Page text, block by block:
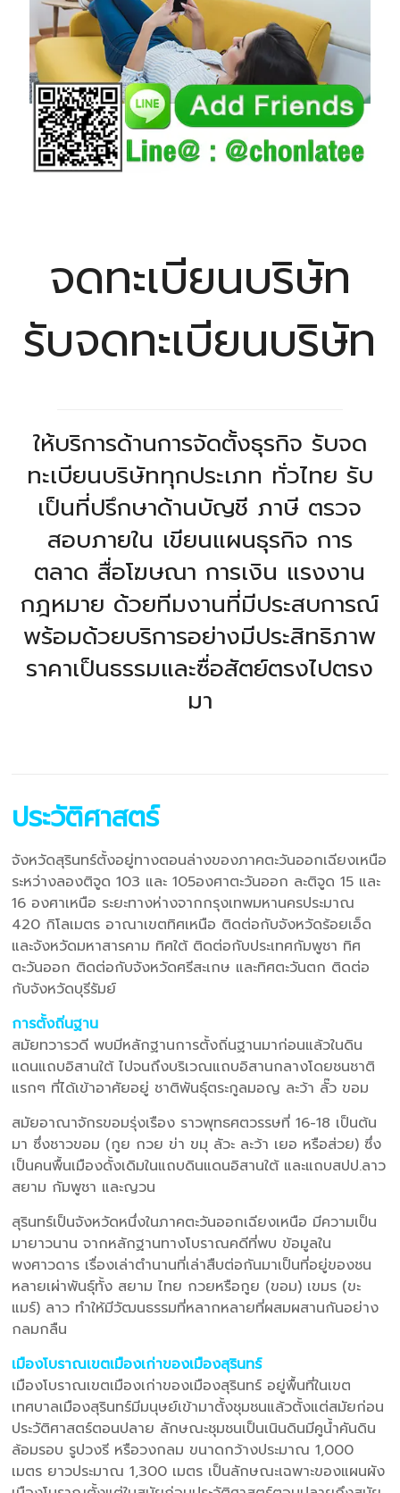
จดทะเบียนบริษัท
รับจดทะเบียนบริษัท
ให้บริการด้านการจัดตั้งธุรกิจ รับจด
ทะเบียนบริษัททุกประเภท ทั่วไทย รับ
เป็นที่ปรึกษาด้านบัญชี ภาษี ตรวจ
สอบภายใน เขียนแผนธุรกิจ การ
ตลาด สื่อโฆษณา การเงิน แรงงาน
กฎหมาย ด้วยทีมงานที่มีประสบการณ์
พร้อมด้วยบริการอย่างมีประสิทธิภาพ
ราคาเป็นธรรมและซื่อสัตย์ตรงไปตรง
มา
ประวัติศาสตร์
จังหวัดสุรินทร์ตั้งอยู่ทางตอนล่างของภาคตะวันออกเฉียงเหนือ
ระหว่างลองติจูด 103 และ 105องศาตะวันออก ละติจูด 15 และ
16 องศาเหนือ ระยะทางห่างจากกรุงเทพมหานครประมาณ
420 กิโลเมตร อาณาเขตทิศเหนือ ติดต่อกับจังหวัดร้อยเอ็ด
และจังหวัดมหาสารคาม ทิศใต้ ติดต่อกับประเทศกัมพูชา ทิศ
ตะวันออก ติดต่อกับจังหวัดศรีสะเกษ และทิศตะวันตก ติดต่อ
กับจังหวัดบุรีรัมย์
การตั้งถิ่นฐาน
สมัยทวารวดี พบมีหลักฐานการตั้งถิ่นฐานมาก่อนแล้วในดิน
แดนแถบอิสานใต้ ไปจนถึงบริเวณแถบอิสานกลางโดยชนชาติ
แรกๆ ที่ได้เข้าอาศัยอยู่ ชาติพันธุ์ตระกูลมอญ ละว้า ลั๊ว ขอม
สมัยอาณาจักรขอมรุ่งเรือง ราวพุทธศตวรรษที่ 16-18 เป็นต้น
มา ซึ่งชาวขอม (กูย กวย ข่า ขมุ ลัวะ ละว้า เยอ หรือส่วย) ซึ่ง
เป็นคนพื้นเมืองดั้งเดิมในแถบดินแดนอิสานใต้ และแถบสปป.ลาว
สยาม กัมพูชา และญวน
สุรินทร์เป็นจังหวัดหนึ่งในภาคตะวันออกเฉียงเหนือ มีความเป็น
มายาวนาน จากหลักฐานทางโบราณคดีที่พบ ข้อมูลใน
พงศาวดาร เรื่องเล่าตำนานที่เล่าสืบต่อกันมาเป็นที่อยู่ของชน
หลายเผ่าพันธุ์ทั้ง สยาม ไทย กวยหรือกูย (ขอม) เขมร (ขะ
แมร์) ลาว ทำให้มีวัฒนธรรมที่หลากหลายที่ผสมผสานกันอย่าง
กลมกลืน
เมืองโบราณเขตเมืองเก่าของเมืองสุรินทร์
เมืองโบราณเขตเมืองเก่าของเมืองสุรินทร์ อยู่พื้นที่ในเขต
เทศบาลเมืองสุรินทร์มีมนุษย์เข้ามาตั้งชุมชนแล้วตั้งแต่สมัยก่อน
ประวัติศาสตร์ตอนปลาย ลักษณะชุมชนเป็นเนินดินมีคูน้ำคันดิน
ล้อมรอบ รูปวงรี หรือวงกลม ขนาดกว้างประมาณ 1,000
เมตร ยาวประมาณ 1,300 เมตร เป็นลักษณะเฉพาะของแผนผัง